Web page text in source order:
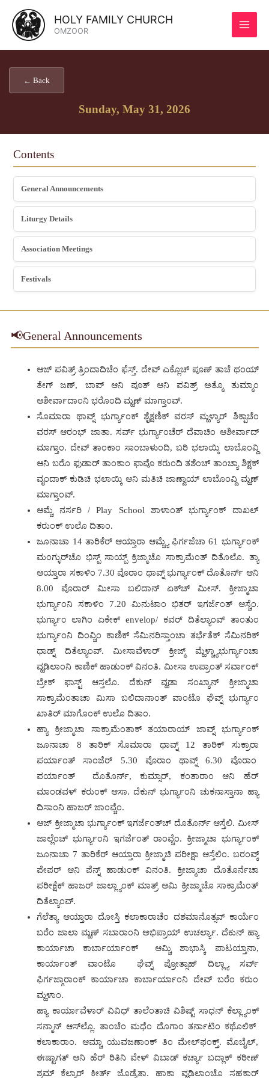
content
HOLY FAMILY CHURCH
OMZOOR
← Back
Sunday, May 31, 2026
Contents
General Announcements
Liturgy Details
Association Meetings
Festivals
📢General Announcements
ಆಜ್ ಪವಿತ್ರ್ ತ್ರಿಂದಾದಿಚೆಂ ಫೆಸ್ತ್‌. ದೇವ್ ಎಕ್ಲೊಚ್ ಪೂಣ್ ತಾಚೆ ಥಂಯ್
ತೇಗ್ ಜಣ್, ಬಾಪ್ ಆನಿ ಪೂತ್ ಆನಿ ಪವಿತ್ರ್ ಅತ್ಮೊ ತುಮ್ಮಾಂ
ಆಶೀರ್ವಾದಾಂನಿ ಭರೊಂದಿ ಮ್ಹಣ್ ಮಾಗ್ತಾಂವ್.
ಸೊಮಾರಾ ಥಾವ್ನ್ ಭುರ್ಗ್ಯಾಂಕ್ ಶೈಕ್ಷಣಿಕ್ ವರಸ್ ಮ್ಹಳ್ಯಾರ್ ಶಿಕ್ಪಾಚೆಂ
ವರಸ್ ಆರಂಭ್ ಜಾತಾ. ಸರ್ವ್ ಭುರ್ಗ್ಯಾಂಚೆರ್ ದೆವಾಚಿಂ ಆಶೀರ್ವಾದ್
ಮಾಗ್ತಾಂ. ದೇವ್ ತಾಂಕಾಂ ಸಾಂಬಾಳುಂದಿ, ಬರಿ ಭಲಾಯ್ಕಿ ಲಾಬೊಂವ್ದಿ
ಆನಿ ಬರೊ ಫುಡಾರ್ ತಾಂಕಾಂ ಫಾವೊ ಕರುಂದಿ ತಶೆಂಚ್ ತಾಂಚ್ಯಾ ಶಿಕ್ಷಕ್
ವೃಂದಾಕ್ ಕುಡಿಚಿ ಭಲಾಯ್ಕಿ ಆನಿ ಮತಿಚಿ ಜಾಣ್ವಾಯ್ ಲಾಬೊಂವ್ದಿ ಮ್ಹಣ್
ಮಾಗ್ತಾಂವ್.
ಆಮ್ಚೆ ನರ್ಸರಿ / Play School ಶಾಳಾಂತ್ ಭುರ್ಗ್ಯಾಂಕ್ ದಾಖಲ್
ಕರುಂಕ್ ಉಲೊ ದಿತಾಂ.
ಜೂನಾಚಾ 14 ತಾರಿಕೆರ್ ಆಯ್ತಾರಾ ಆಮ್ಚ್ಯೆ ಫಿರ್ಗಜೆಚಾ 61 ಭುರ್ಗ್ಯಾಂಕ್
ಮಂಗ್ಳುರ್‌ಚೊ ಭಿಸ್ಪ್ ಸಾಯ್ಬ್ ಕ್ರಿಜ್ಮಾಚೊ ಸಾಕ್ರಾಮೆಂತ್ ದಿತೊಲೊ. ತ್ಯಾ
ಆಯ್ತಾರಾ ಸಕಾಳಿಂ 7.30 ವೊರಾಂ ಥಾವ್ನ್ ಭುರ್ಗ್ಯಾಂಕ್ ದೊತೊರ್ನ್ ಆನಿ
8.00 ವೊರಾರ್ ಮೀಸಾ ಬಲಿದಾನ್ ಏಕ್‌ಚ್ ಮೀಸ್. ಕ್ರೀಜ್ಮಾಚಾ
ಭುರ್ಗ್ಯಾಂನಿ ಸಕಾಳಿಂ 7.20 ಮಿನುಟಾಂ ಭಿತರ್ ಇಗರ್ಜೆಂತ್ ಆಸ್ಚೆಂ.
ಭುರ್ಗ್ಯಾ೦ ಲಾಗಿಂ ಏಕೇಕ್ envelop/ ಕವರ್ ದಿತೆಲ್ಯಾಂವ್ ತಾಂತುಂ
ಭುರ್ಗ್ಯಾಂನಿ ದಿಂವ್ಚಿಂ ಕಾಣಿಕ್ ಸೆಮಿನರಿಸ್ತಾಂಚಾ ತರ್ಭೆತೆಕ್ ಸೆಮಿನರಿಕ್
ಧಾಡ್ನ್ ದಿತೆಲ್ಯಾಂವ್. ಮೀಸಾವೆಳಾರ್ ಕ್ರೀಜ್ಮ್‌ ಮ್ಹೆಳ್ಚ್ಯಾಭುರ್ಗ್ಯಾಂಚಾ
ವ್ಹಡಿಲಾಂನಿ ಕಾಣಿಕ್‌ ಹಾಡುಂಕ್ ವಿನಂತಿ. ಮೀಸಾ ಉಪ್ರಾಂತ್ ಸರ್ವಾಂಕ್
ಬ್ರೇಕ್‌ ಫಾಸ್ಟ್ ಆಸ್ತಲೊ. ದೆಕುನ್ ವ್ಹಡಾ ಸಂಖ್ಯಾನ್ ಕ್ರೀಜ್ಮಾಚಾ
ಸಾಕ್ರಾಮೆಂತಾಚಾ ಮಿಸಾ ಬಲಿದಾನಾಂತ್ ವಾಂಟೊ ಘೆವ್ನ್‌ ಭುರ್ಗ್ಯಾಂ
ಖಾತಿ‌ರ್ ಮಾಗೊಂಕ್ ಉಲೊ ದಿತಾಂ.
ಹ್ಯಾ ಕ್ರೀಜ್ಮಾಚಾ ಸಾಕ್ರಾಮೆಂತಾಕ್ ತಯಾರಾಯ್ ಜಾವ್ನ್ ಭುರ್ಗ್ಯಾಂಕ್
ಜೂನಾಚಾ 8 ತಾರಿಕ್ ಸೊಮಾರಾ ಥಾವ್ನ್ 12 ತಾರಿಕ್ ಸುಕ್ರಾರಾ
ಪರ್ಯಾಂತ್ ಸಾಂಜೆರ್ 5.30 ವೊರಾಂ ಥಾವ್ನ್ 6.30 ವೊರಾಂ
ಪರ್ಯಾಂತ್‌ ದೊತೊರ್ನ್, ಕುಮ್ಸಾರ್, ಕಂತಾರಾಂ ಆನಿ ಹೆರ್
ಮಾಂಡವಳ್ ಕರುಂಕ್ ಆಸಾ. ದೆಕುನ್ ಭುರ್ಗ್ಯಾಂನಿ ಚುಕನಾಸ್ತಾನಾ ಹ್ಯಾ
ದಿಸಾಂನಿ ಹಾಜರ್ ಜಾಂವ್ಚೆಂ.
ಆಜ್ ಕ್ರೀಜ್ಮಾಚಾ ಭುರ್ಗ್ಯಾಂಕ್ ಇಗರ್ಜೆಂತ್‌ಚ್ ದೊತೊರ್ನ್ ಆಸ್ತೆಲಿ. ಮೀಸ್
ಜಾಲ್ಲೆಂಚ್ ಭುರ್ಗ್ಯಾಂನಿ ಇಗರ್ಜೆಂತ್‌ ರಾಂವ್ಚೆಂ. ಕ್ರೀಜ್ಮಾಚಾ ಭುರ್ಗ್ಯಾಂಕ್
ಜೂನಾಚಾ 7 ತಾರಿಕೆರ್ ಆಯ್ತಾರಾ ಕ್ರೀಜ್ಮಾಚಿ ಪರೀಕ್ಷಾ ಆಸ್ತೆಲಿಂ. ಬರಂವ್ಕ್
ಪೇಪರ್ ಆನಿ ಪೆನ್ನ್ ಹಾಡುಂಕ್ ವಿನಂತಿ. ಕ್ರೀಜ್ಮಾಚಾ ದೊತೊರ್ನೆಚಾ
ಪರೀಕ್ಷೆಕ್‌ ಹಾಜರ್ ಜಾಲ್ಲ್ಯಾಂಕ್ ಮಾತ್ರ್ ಆಮಿ ಕ್ರೀಜ್ಮಾಚೊ ಸಾಕ್ರಾಮೆಂತ್
ದಿತೆಲ್ಯಾಂವ್.
ಗೆಲೆತ್ಯಾ ಆಯ್ತಾರಾ ದೋಸ್ತಿ ಕಲಾಕಾರಾಚೆಂ ದಶಮಾನೊತ್ಸವ್ ಕಾರ್ಯೆಂ
ಬರೆಂ ಜಾಲಾ ಮ್ಹಣ್ ಸಬಾರಾಂನಿ ಅಭಿಪ್ರಾಯ್ ಉಚರ್ಲ್ಯಾ. ದೆಕುನ್ ಹ್ಯಾ
ಕಾರ್ಯಾಚಾ ಕಾರ್ಬಾರ್ಯಾಂಕ್‌ ಆಮ್ಚಿ ಶಾಭಾಸ್ಕಿ ಪಾಟಯ್ತಾನಾ,
ಕಾರ್ಯಾಂತ್ ವಾಂಟೊ ‌ ಘೆವ್ನ್‌ ಪ್ರೋತ್ಸಾಹ್ ದಿಲ್ಲ್ಯಾ ಸರ್ವ್
ಫಿರ್ಗಜ್ಗಾರಾಂಕ್ ಕಾರ್ಯಾಚಾ ಕಾರ್ಬಾರ್ಯಾಂನಿ ದೇವ್ ಬರೆಂ ಕರುಂ
ಮ್ಹಳಾಂ.
ಹ್ಯಾ ಕಾರ್ಯಾವೆಳಾರ್ ವಿವಿಧ್ ತಾಲೆಂತಾಚಿ ವಿಶಿಷ್ಟ್ ಸಾಧನ್ ಕೆಲ್ಲ್ಯಾಂಕ್
ಸನ್ಮಾನ್ ಆಸ್‌ಲ್ಲೊ. ತಾಂಚೆಂ ಮಧೆಂ ದೊಗಾಂ ತರ್ನಾಟಿಂ ಕಥೊಲಿಕ್‌
ಕಲಾಕಾರಾಂ. ಆಮ್ಚಾ ಯುವಜಣಾಂಕ್ ತಿಂ ಮೇಲ್‌ಫಂಕ್ತ್. ಮೊಬೈಲ್,
ಈಷ್ಟಾಗತ್ ಆನಿ ಹೆರ್ ರಿತಿನಿ ವೇಳ್ ವಿಬಾಡ್ ಕರ್ಚ್ಯಾ ಬದ್ಲಾಕ್ ಕಠೀಣ್
ಶ್ರಮ್ ಕೆಲ್ಯಾರ್ ಕೀರ್ತ್ ಜೊಡ್ಯೆತಾ. ಹಾಕಾ ವ್ಹಡಿಲಾಂಚೊ ಸಹಕಾರ್